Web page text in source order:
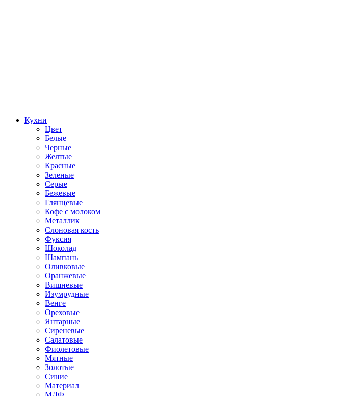
Кухни
Цвет
Белые
Черные
Желтые
Красные
Зеленые
Серые
Бежевые
Глянцевые
Кофе с молоком
Металлик
Слоновая кость
Фуксия
Шоколад
Шампань
Оливковые
Оранжевые
Вишневые
Изумрудные
Венге
Ореховые
Янтарные
Сиреневые
Салатовые
Фиолетовые
Мятные
Золотые
Синие
Материал